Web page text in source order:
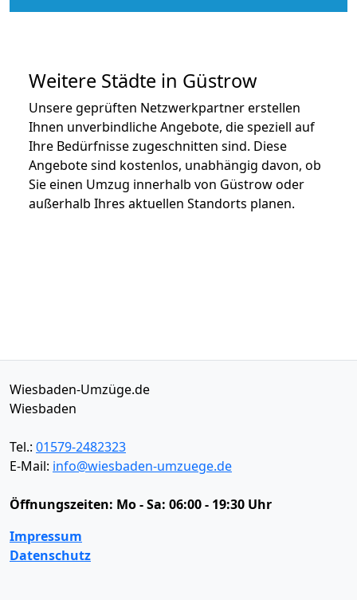
Weitere Städte in Güstrow
Unsere geprüften Netzwerkpartner erstellen
Ihnen unverbindliche Angebote, die speziell auf
Ihre Bedürfnisse zugeschnitten sind. Diese
Angebote sind kostenlos, unabhängig davon, ob
Sie einen Umzug innerhalb von Güstrow oder
außerhalb Ihres aktuellen Standorts planen.
Wiesbaden-Umzüge.de
Wiesbaden
Tel.: 01579-2482323
E-Mail: info@wiesbaden-umzuege.de
Öffnungszeiten: Mo - Sa: 06:00 - 19:30 Uhr
Impressum
Datenschutz